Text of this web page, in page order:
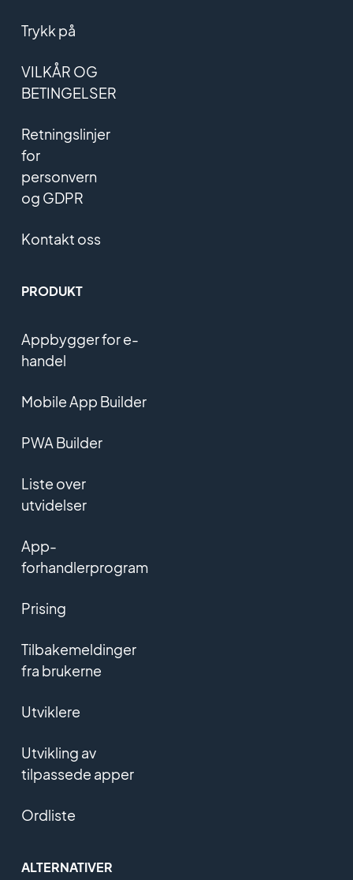
Trykk på
VILKÅR OG
BETINGELSER
Retningslinjer
for
personvern
og GDPR
Kontakt oss
PRODUKT
Appbygger for e-
handel
Mobile App Builder
PWA Builder
Liste over
utvidelser
App-
forhandlerprogram
Prising
Tilbakemeldinger
fra brukerne
Utviklere
Utvikling av
tilpassede apper
Ordliste
ALTERNATIVER